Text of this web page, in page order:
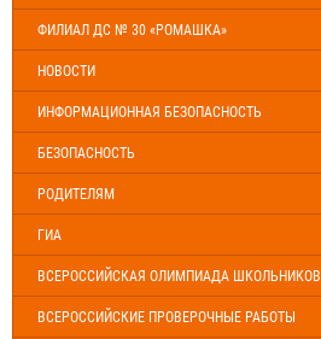
ФИЛИАЛ ДС № 30 «РОМАШКА»
НОВОСТИ
ИНФОРМАЦИОННАЯ БЕЗОПАСНОСТЬ
БЕЗОПАСНОСТЬ
РОДИТЕЛЯМ
ГИА
ВСЕРОССИЙСКАЯ ОЛИМПИАДА ШКОЛЬНИКОВ
ВСЕРОССИЙСКИЕ ПРОВЕРОЧНЫЕ РАБОТЫ